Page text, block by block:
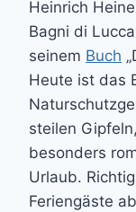
Heinrich
Bagni di
seinem Buch
Heute ist das
steilen
besonders
Urlaub.
Feriengäste